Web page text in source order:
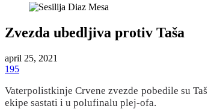
Zvezda ubedljiva protiv Taša
april 25, 2021
195
Vaterpolistkinje Crvene zvezde pobedile su
ekipe sastati i u polufinalu plej-ofa.